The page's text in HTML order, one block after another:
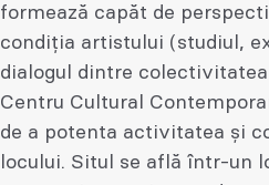
formează capăt de
condiția artistului (studiul,
dialogul dintre
Centru Cultural
de a potenta activitatea și
locului. Situl se află într-un